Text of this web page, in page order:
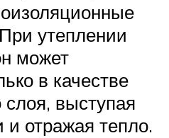
утеплении
может
в качестве
слоя, выступая
и отражая тепло.